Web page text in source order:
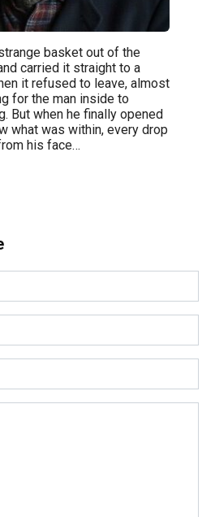
basket out of the
carried it straight to a
it refused to leave, almost
for the man inside to
But when he finally opened
what was within, every drop
his face…